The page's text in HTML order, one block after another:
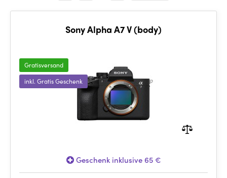
Sony Alpha A7 V (body)
Gratisversand
inkl. Gratis Geschenk
Geschenk inklusive 65 €